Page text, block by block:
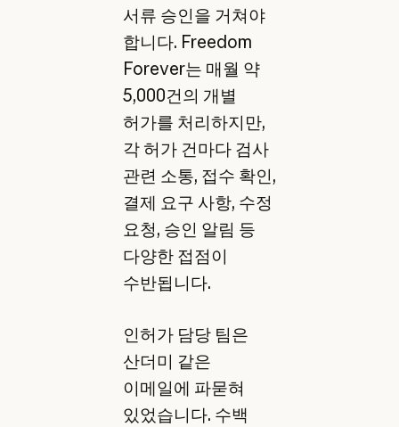
서류 승인을 거쳐야
합니다. Freedom
Forever는 매월 약
5,000건의 개별
허가를 처리하지만,
각 허가 건마다 검사
관련 소통, 접수 확인,
결제 요구 사항, 수정
요청, 승인 알림 등
다양한 접점이
수반됩니다.
인허가 담당 팀은
산더미 같은
이메일에 파묻혀
있었습니다. 수백